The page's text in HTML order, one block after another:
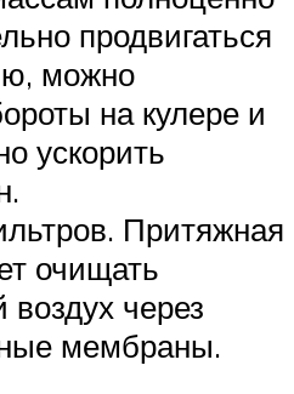
продвигаться
можно
на кулере и
ускорить
Притяжная
очищать
через
мембраны.